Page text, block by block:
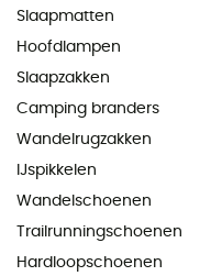
Slaapmatten
Hoofdlampen
Slaapzakken
Camping branders
Wandelrugzakken
IJspikkelen
Wandelschoenen
Trailrunningschoenen
Hardloopschoenen